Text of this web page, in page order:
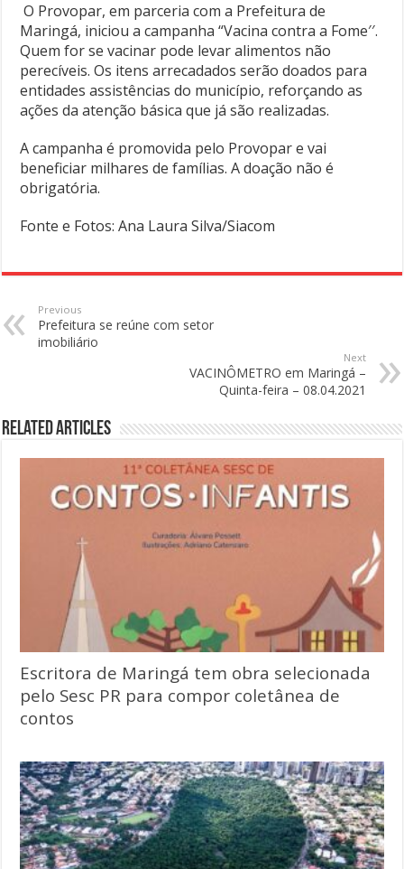
O Provopar, em parceria com a Prefeitura de
Maringá, iniciou a campanha “Vacina contra a Fome′′.
Quem for se vacinar pode levar alimentos não
perecíveis. Os itens arrecadados serão doados para
entidades assistências do município, reforçando as
ações da atenção básica que já são realizadas.
A campanha é promovida pelo Provopar e vai
beneficiar milhares de famílias. A doação não é
obrigatória.
Fonte e Fotos: Ana Laura Silva/Siacom
Previous
Prefeitura se reúne com setor
imobiliário
Next
VACINÔMETRO em Maringá –
Quinta-feira – 08.04.2021
Related Articles
Escritora de Maringá tem obra selecionada
pelo Sesc PR para compor coletânea de
contos